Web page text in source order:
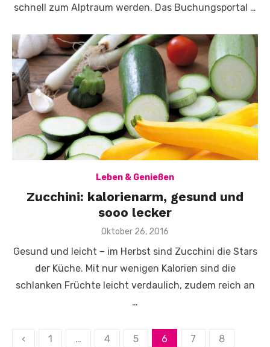
schnell zum Alptraum werden. Das Buchungsportal …
Leben & Genießen
Zucchini: kalorienarm, gesund und
sooo lecker
Veröffentlicht
Oktober 26, 2016
Gesund und leicht – im Herbst sind Zucchini die Stars
der Küche. Mit nur wenigen Kalorien sind die
schlanken Früchte leicht verdaulich, zudem reich an
…
‹ 1 … 4 5 6 7
8